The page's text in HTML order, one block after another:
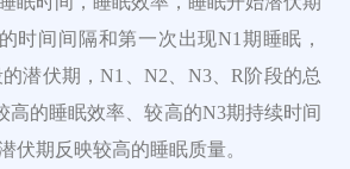
间间隔和第一次出现N1期睡眠，
潜伏期，N1、N2、N3、R阶段的总
高的睡眠效率、较高的N3期持续时间
伏期反映较高的睡眠质量。